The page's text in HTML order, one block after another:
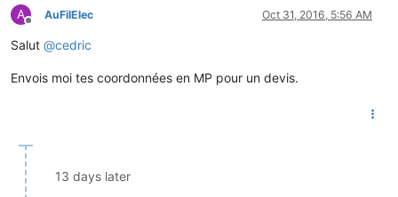
A
Offline
AuFilElec Oct 31, 2016, 5:56 AM
Salut @cedric
Envois moi tes coordonnées en MP pour un devis.
13 days later